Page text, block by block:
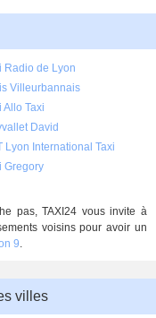
Radio de Lyon
Villeurbannais
Allo Taxi
David
Lyon International Taxi
Gregory
pas, TAXI24 vous invite à
voisins pour avoir un
9.
villes